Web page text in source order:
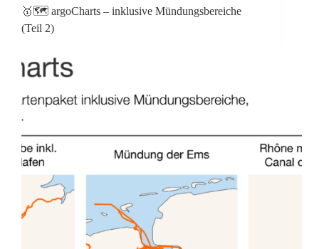
🥇🗺️ argoCharts – inklusive Mündungsbereiche
(Teil 2)